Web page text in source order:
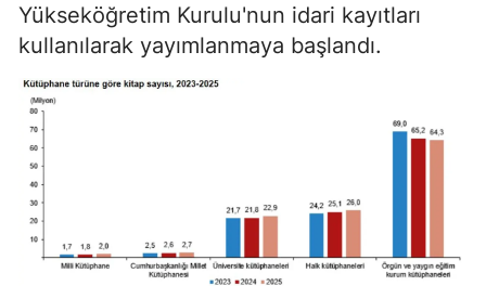
Yükseköğretim Kurulu'nun idari kayıtları
kullanılarak yayımlanmaya başlandı.